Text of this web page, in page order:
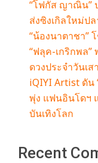
“โฟกัส ญาณิน”
ส่งซิงเกิลใหม่ปล
“น้องนาตาชา”
“ฟลุค-เกริกพล
ดวงประจำวันเ
iQIYI Artist ดัน
พุ่ง แฟนอินโดฯ
บันเทิงโลก
Recent